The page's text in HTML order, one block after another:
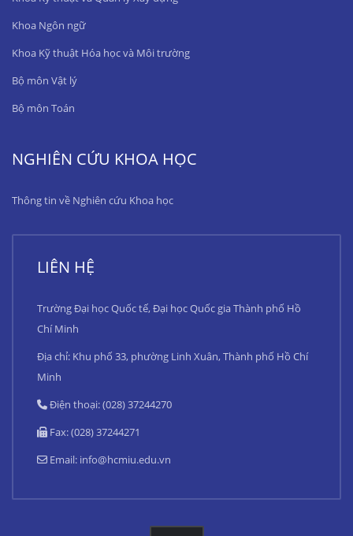
Khoa Ngôn ngữ
Khoa Kỹ thuật Hóa học và Môi trường
Bộ môn Vật lý
Bộ môn Toán
NGHIÊN CỨU KHOA HỌC
Thông tin về Nghiên cứu Khoa học
LIÊN HỆ
Trường Đại học Quốc tế, Đại học Quốc gia Thành phố Hồ
Chí Minh
Địa chỉ: Khu phố 33, phường Linh Xuân, Thành phố Hồ Chí
Minh
Điện thoại: (028) 37244270
Fax: (028) 37244271
Email: info@hcmiu.edu.vn